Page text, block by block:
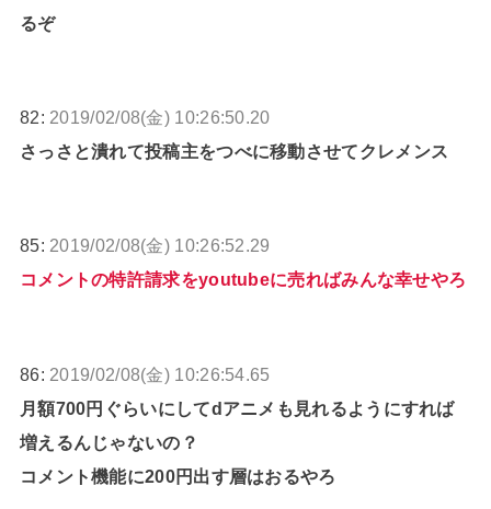
るぞ
82: 2019/02/08(金) 10:26:50.20
さっさと潰れて投稿主をつべに移動させてクレメンス
85: 2019/02/08(金) 10:26:52.29
コメントの特許請求をyoutubeに売ればみんな幸せやろ
86: 2019/02/08(金) 10:26:54.65
月額700円ぐらいにしてdアニメも見れるようにすれば
増えるんじゃないの？
コメント機能に200円出す層はおるやろ